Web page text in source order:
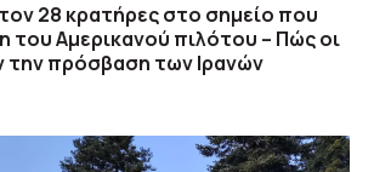
28 κρατήρες στο σημείο που
του Αμερικανού πιλότου – Πώς οι
την πρόσβαση των Ιρανών